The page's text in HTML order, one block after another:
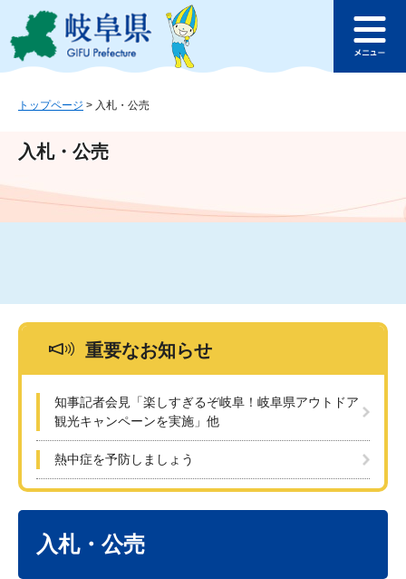
ジ
ュ
文
このページの本文へ
ュ
トップページ > 入札・公売
入札・公売
重要なお知らせ
知事記者会見「楽しすぎるぞ岐阜！岐阜県アウトドア
観光キャンペーンを実施」他
熱中症を予防しましょう
入札・公売